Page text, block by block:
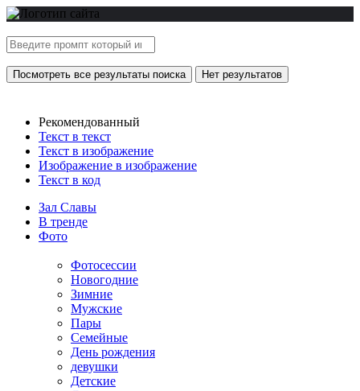
Посмотреть все результаты поиска Нет результатов
Рекомендованный
Текст в текст
Текст в изображение
Изображение в изображение
Текст в код
Зал Славы
В тренде
Фото
Фотосессии
Новогодние
Зимние
Мужские
Пары
Семейные
День рождения
девушки
Детские